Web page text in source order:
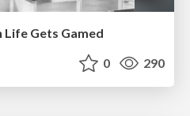
Life Gets Gamed
0 290